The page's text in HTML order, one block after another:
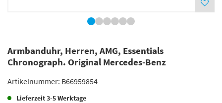
Armbanduhr, Herren, AMG, Essentials
Chronograph. Original Mercedes-Benz
Artikelnummer: B66959854
Lieferzeit3-5 Werktage